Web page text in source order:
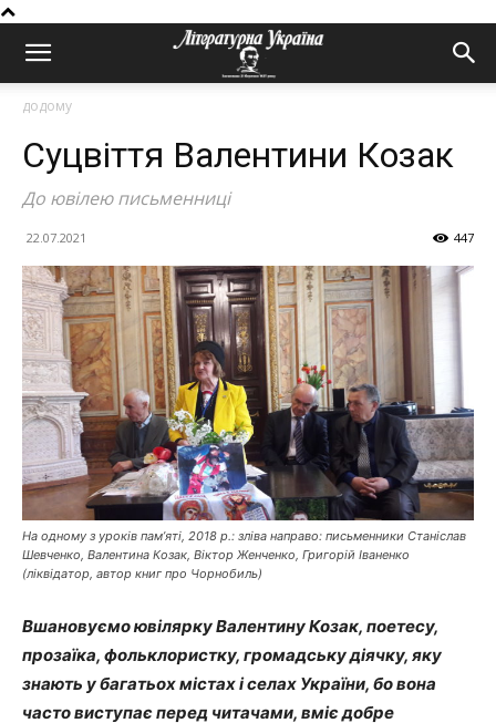
додому
Суцвіття Валентини Козак
До ювілею письменниці
22.07.2021 447
На одному з уроків пам’яті, 2018 р.: зліва направо: письменники Станіслав
Шевченко, Валентина Козак, Віктор Женченко, Григорій Іваненко
(ліквідатор, автор книг про Чорнобиль)
Вшановуємо ювілярку Валентину Козак, поетесу,
прозаїка, фольклористку, громадську діячку, яку
знають у багатьох містах і селах України, бо вона
часто виступає перед читачами, вміє добре